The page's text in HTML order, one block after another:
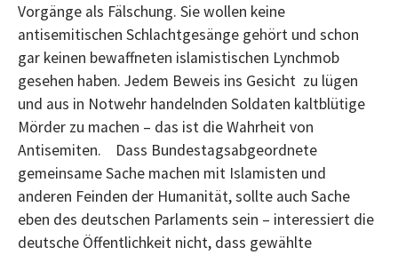
Vorgänge als Fälschung. Sie wollen keine
antisemitischen Schlachtgesänge gehört und schon
gar keinen bewaffneten islamistischen Lynchmob
gesehen haben. Jedem Beweis ins Gesicht zu lügen
und aus in Notwehr handelnden Soldaten kaltblütige
Mörder zu machen – das ist die Wahrheit von
Antisemiten. Dass Bundestagsabgeordnete
gemeinsame Sache machen mit Islamisten und
anderen Feinden der Humanität, sollte auch Sache
eben des deutschen Parlaments sein – interessiert die
deutsche Öffentlichkeit nicht, dass gewählte